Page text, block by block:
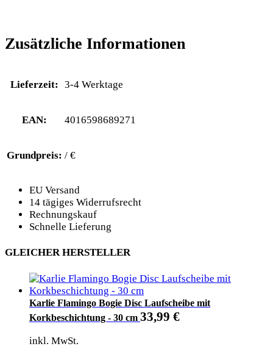
Zusätzliche Informationen
Lieferzeit: 3-4 Werktage
EAN: 4016598689271
Grundpreis: / €
EU Versand
14 tägiges Widerrufsrecht
Rechnungskauf
Schnelle Lieferung
GLEICHER HERSTELLER
Karlie Flamingo Bogie Disc Laufscheibe mit
Korkbeschichtung - 30 cm 33,99 €
inkl. MwSt.